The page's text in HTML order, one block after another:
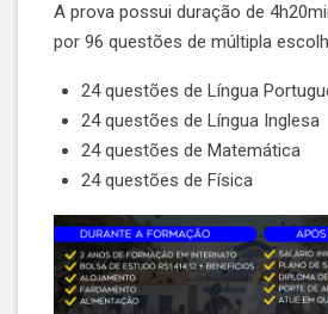
A prova possui duração de
por 96 questões de múltipla
24 questões de Língua
24 questões de Língua Inglesa
24 questões de Matemática
24 questões de Física